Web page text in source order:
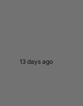
13 days ago